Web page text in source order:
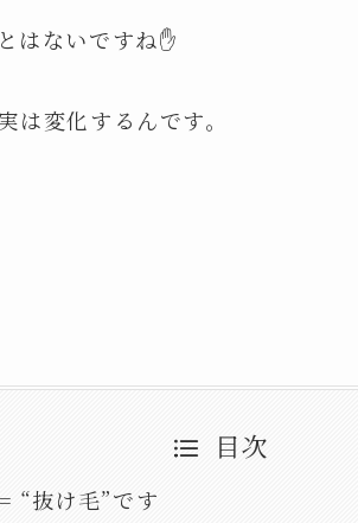
はないですね✋
は変化するんです。
目次
“抜け毛”です